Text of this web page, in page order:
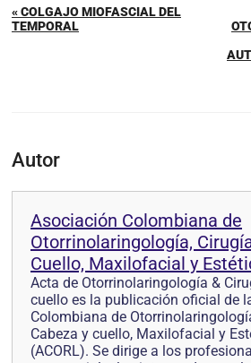
« COLGAJO MIOFASCIAL DEL
TEMPORAL
Autor
Asociación Colombiana de
Otorrinolaringología,
Cuello, Maxilofacial y
Acta de Otorrinolaringología &
cuello es la publicación oficial de
Colombiana de
Cabeza y cuello, Maxilofacial y
(ACORL). Se dirige a los